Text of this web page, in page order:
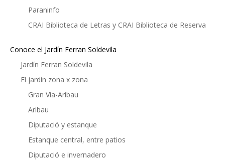
Paraninfo
CRAI Biblioteca de Letras y CRAI Biblioteca de Reserva
Conoce el Jardín Ferran Soldevila
Jardín Ferran Soldevila
El jardín zona x zona
Gran Via-Aribau
Aribau
Diputació y estanque
Estanque central, entre patios
Diputació e invernadero